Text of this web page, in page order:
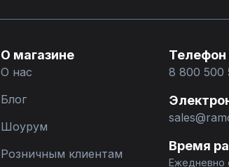
О магазине
О нас
Блог
Шоурум
Розничным клиентам
8 800 500
Время
Ежедневно